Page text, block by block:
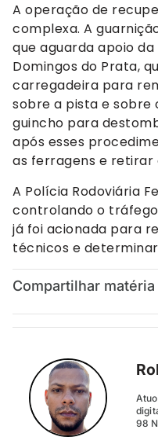
A operação de
complexa. A
que aguarda apoio
Domingos do Prata,
carregadeira para
sobre a pista e sobre
guincho para
após esses
as ferragens e retirar
A Polícia Rodoviária
controlando o
já foi acionada para
técnicos e
Compartilhar matéria
98